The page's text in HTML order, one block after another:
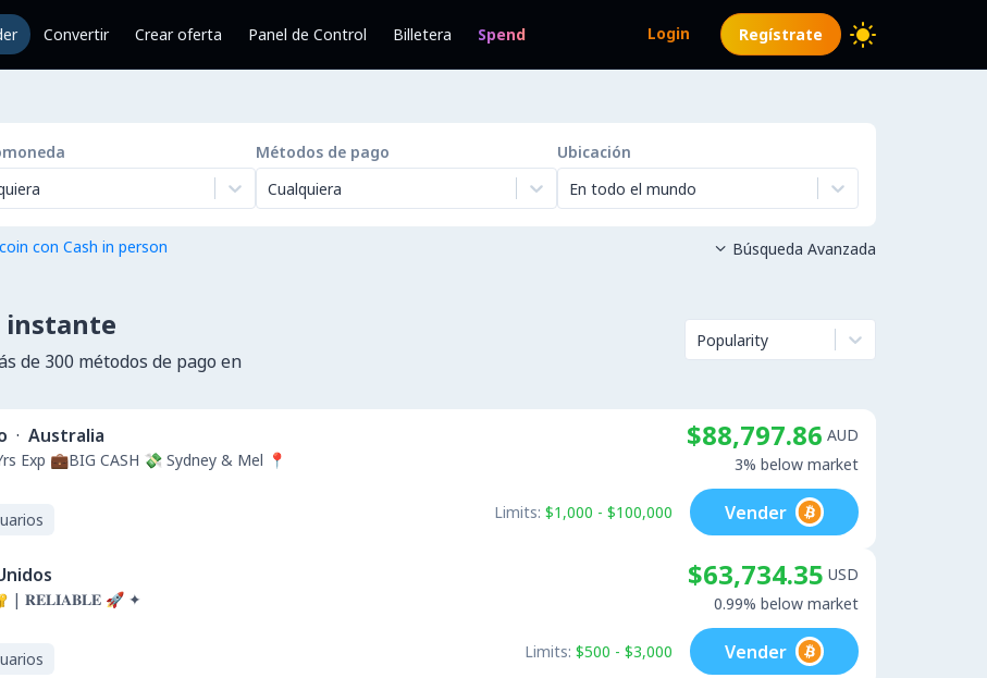
Convertir Crear oferta Panel de Control Billetera Spend Login Regístrate
Métodos de pago
Cualquiera
Ubicación
En todo el mundo
con Cash in person  Búsqueda Avanzada
instante
de 300 métodos de pago en
Popularity
· Australia
Exp 💼BIG CASH 💸 Sydney & Mel 📍
$88,797.86 AUD
3% below market
Limits: $1,000 - $100,000 Vender
| 𝐑𝐄𝐋𝐈𝐀𝐁𝐋𝐄 🚀 ✦
$63,734.35 USD
0.99% below market
Limits: $500 - $3,000 Vender